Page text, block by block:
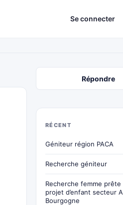
Se connecter
Répondre
RÉCENT
Géniteur région PACA
Recherche géniteur
Recherche femme prête
projet d’enfant secteur
Bourgogne